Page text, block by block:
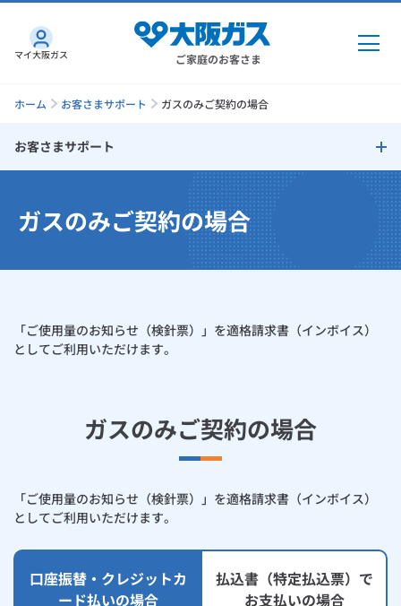
ご家庭のお客さま
ガス・電気トップ
ガストップ
一般料金
電気
「大阪ガスの電気」が選ばれる理由
お手続きから使用開始までの流れ
太陽光発電余剰電力買取サービス
ガスと電気の使用開始の申込
インターネット
さすガねっとのメリット
工事・開通までの流れ
簡単プラン診断
機器・修理トップ
キッチン
ガスオーブン
ガス温水浴室暖房乾燥機
「カワック・ミストカワック」
ガスファンヒーター
発電・省エネ
取扱説明書を探す
らく得保証
くらしのサービス
リフォーム・リノベーション
リフォーム・リノベーショントップ
リノベーション「マイリノ」
安心・安全
ホームセキュリティ
スマイLINK
お客さまサポート
お問い合わせ
総合TOP 業務用・産業用のお客さま
マイ大阪ガス
ホーム お客さまサポート ガスのみご契約の場合
お客さまサポート
クレジットカードによるお支払い
請求書（払込票）によるお支払い
お支払い窓口
ガスのみご契約の場合
「ご使用量のお知らせ（検針票）」を適格請求書（インボイス）
としてご利用いただけます。
ガスのみご契約の場合
「ご使用量のお知らせ（検針票）」を適格請求書（インボイス）
としてご利用いただけます。
口座振替・クレジットカ
ード払いの場合
払込書（特定払込票）で
お支払いの場合